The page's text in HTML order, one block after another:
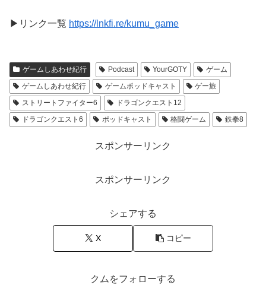
▶︎リンク一覧 https://lnkfi.re/kumu_game
ゲームしあわせ紀行 Podcast YourGOTY
ゲーム
ゲームしあわせ紀行
ゲームポッドキャスト
ゲー旅
ストリートファイター6
ドラゴンクエスト12
ドラゴンクエスト6
ポッドキャスト 格闘ゲーム 鉄拳8
スポンサーリンク
スポンサーリンク
シェアする
X コピー
クムをフォローする